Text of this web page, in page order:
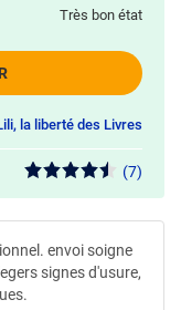
Très bon état
la liberté des Livres
(7)
envoi soigne
signes d'usure,